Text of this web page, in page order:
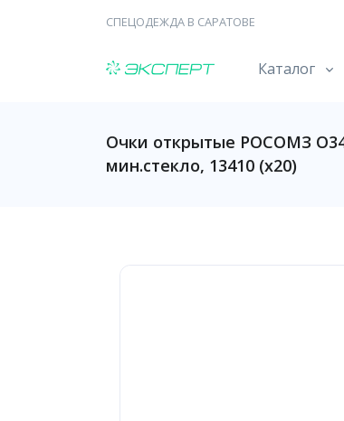
СПЕЦОДЕЖДА В САРАТОВЕ
Каталог
Очки открытые РОСОМЗ О34
мин.стекло, 13410 (х20)